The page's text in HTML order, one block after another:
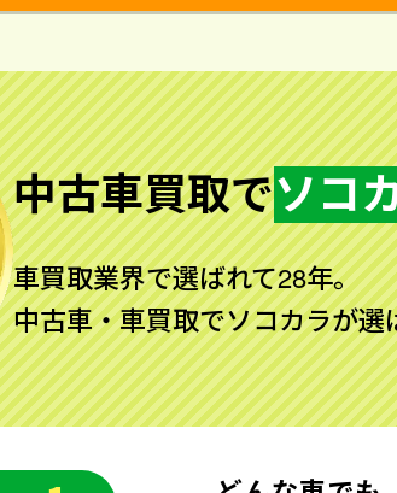
中古車買取でソコ
車買取業界で選ばれて28年。
中古車・車買取でソコカラが